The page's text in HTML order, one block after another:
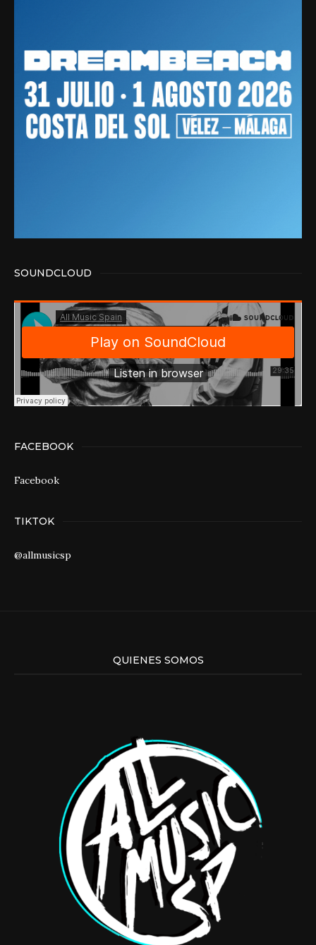
SOUNDCLOUD
FACEBOOK
Facebook
TIKTOK
@allmusicsp
QUIENES SOMOS